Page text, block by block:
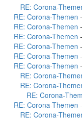
RE: Corona-
RE: Corona-Themen
RE: Corona-Themen
RE: Corona-Themen
RE: Corona-Themen
RE: Corona-Themen
RE: Corona-Themen
RE: Corona-
RE: Corona-
RE: Corona-
RE: Corona-Themen
RE: Corona-